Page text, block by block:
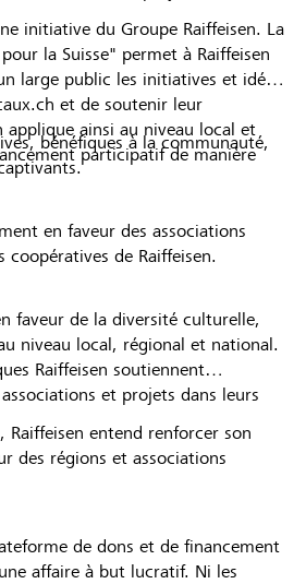
initiative du Groupe Raiffeisen. La
la Suisse" permet à Raiffeisen
large public les initiatives et idées
et de soutenir leur
applique ainsi au niveau local et
participatif de manière
bénéfiques à la communauté,
en faveur des associations
coopératives de Raiffeisen.
faveur de la diversité culturelle,
niveau local, régional et national.
Raiffeisen soutiennent
et projets dans leurs
Raiffeisen entend renforcer son
des régions et associations
de dons et de financement
affaire à but lucratif. Ni les